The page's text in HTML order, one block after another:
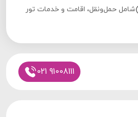
شامل حمل‌ونقل، اقامت و خدمات تور
021 91008111